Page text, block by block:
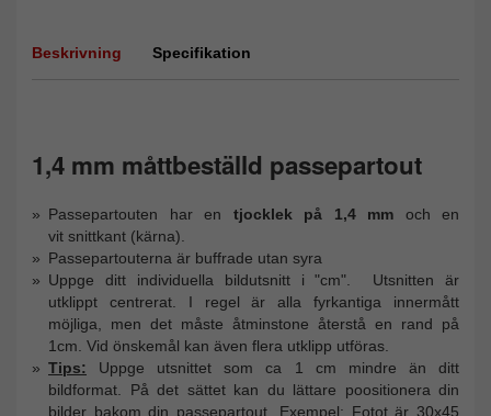
Beskrivning Specifikation
1,4 mm måttbeställd passepartout
Passepartouten har en tjocklek på 1,4 mm och en
vit snittkant (kärna).
Passepartouterna är buffrade utan syra
Uppge ditt individuella bildutsnitt i "cm". Utsnitten är
utklippt centrerat. I regel är alla fyrkantiga innermått
möjliga, men det måste åtminstone återstå en rand på
1cm. Vid önskemål kan även flera utklipp utföras.
Tips:
Uppge utsnittet som ca 1 cm mindre än ditt
bildformat. På det sättet kan du lättare poositionera din
bilder bakom din passepartout. Exempel: Fotot är 30x45